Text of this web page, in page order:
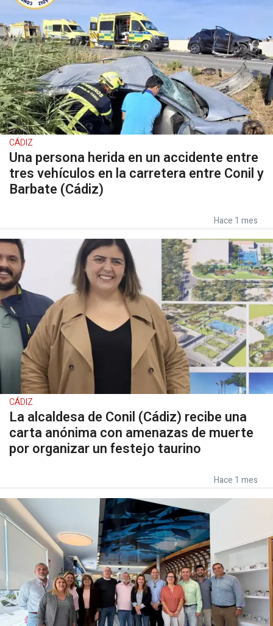
CÁDIZ
Una persona herida en un accidente entre
tres vehículos en la carretera entre Conil y
Barbate (Cádiz)
Hace 1 mes
CÁDIZ
La alcaldesa de Conil (Cádiz) recibe una
carta anónima con amenazas de muerte
por organizar un festejo taurino
Hace 1 mes